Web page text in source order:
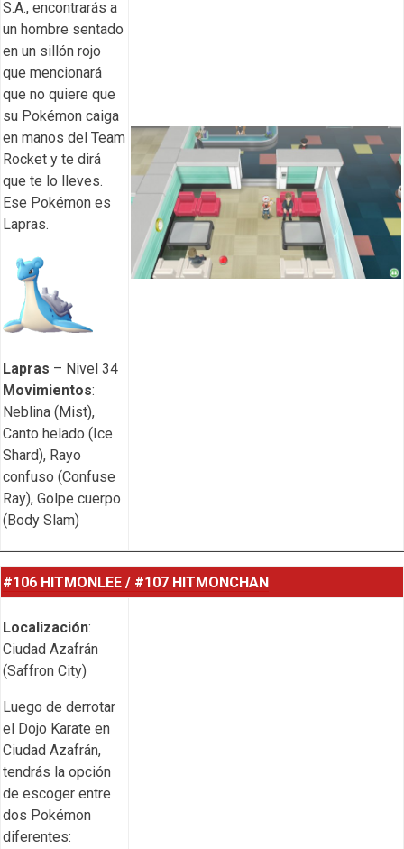
S.A., encontrarás a
un hombre sentado
en un sillón rojo
que mencionará
que no quiere que
su Pokémon caiga
en manos del Team
Rocket y te dirá
que te lo lleves.
Ese Pokémon es
Lapras.
Lapras – Nivel 34
Movimientos:
Neblina (Mist),
Canto helado (Ice
Shard), Rayo
confuso (Confuse
Ray), Golpe cuerpo
(Body Slam)
#106 HITMONLEE / #107 HITMONCHAN
Localización:
Ciudad Azafrán
(Saffron City)
Luego de derrotar
el Dojo Karate en
Ciudad Azafrán,
tendrás la opción
de escoger entre
dos Pokémon
diferentes: